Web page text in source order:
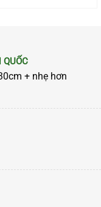
QUỐC
+ nhẹ hơn